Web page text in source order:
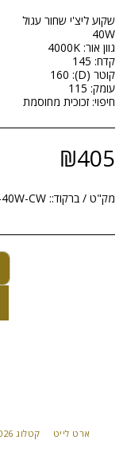
חיפוי: זכוכית מחוסמת
₪405
מק"ט / ברקוד:: CW
ארט לייט קטלוג 2026